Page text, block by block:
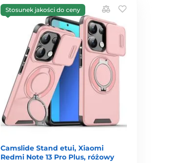
Stosunek jakości do ceny
Camslide Stand etui, Xiaomi
Redmi Note 13 Pro Plus, różowy